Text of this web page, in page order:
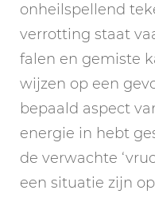
onheilspellend
verrotting staat
falen en gemiste
wijzen op een
bepaald aspect
energie in hebt
de verwachte
een situatie zijn